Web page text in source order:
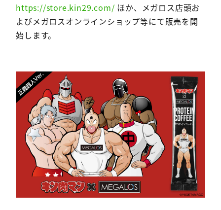
https://store.kin29.com/ ほか、メガロス店頭お
よびメガロスオンラインショップ等にて販売を開
始します。